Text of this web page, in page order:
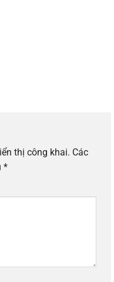
thị công khai. Các
*